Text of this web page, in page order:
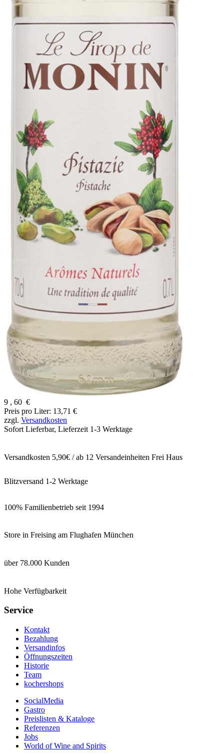
9 , 60 €
Preis pro Liter: 13,71 €
zzgl. Versandkosten
Sofort Lieferbar, Lieferzeit 1-3 Werktage
Versandkosten 5,90€ / ab 12 Versandeinheiten Frei Haus
Blitzversand 1-2 Werktage
100% Familienbetrieb seit 1994
Store in Freising am Flughafen München
über 78.000 Kunden
Hohe Verfügbarkeit
Service
Kontakt
Bezahlung
Versandinfos
Öffnungszeiten
Historie
Team
kochershops
SocialMedia
Gastro
Preislisten & Kataloge
Referenzen
Jobs
World of Wine and Spirits